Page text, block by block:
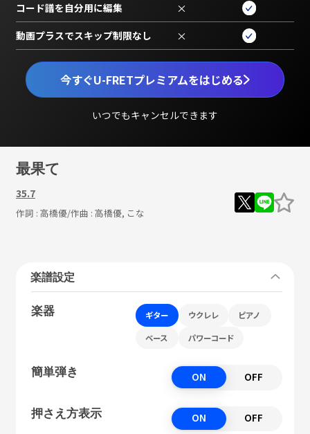
今すぐU-FRETプレミアムをはじめる
いつでもキャンセルできます
コード譜を自分用に編集 ×
動画プラスでスキップ制限なし ×
最果て
35.7
作詞 : 高橋優/作曲 : 高橋優, こな
楽譜設定
楽器 ギター ウクレレ ピアノ
ベース パワーコード
簡単弾き ON OFF
押さえ方表示 ON OFF